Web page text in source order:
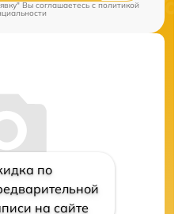
Вы соглашаетесь c политикой
по
на сайте